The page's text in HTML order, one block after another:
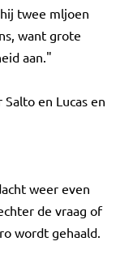
twee mljoen
want grote
aan."
en Lucas en
weer even
de vraag of
wordt gehaald.